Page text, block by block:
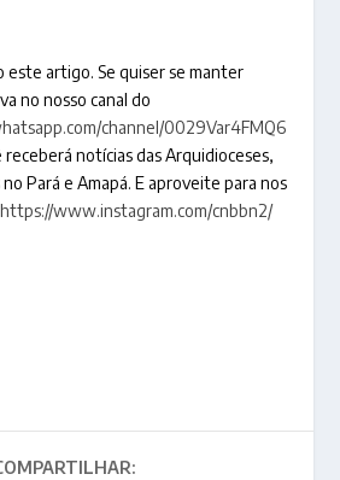
este artigo. Se quiser se manter
no nosso canal do
channel/0029Var4FMQ6
receberá notícias das Arquidioceses,
Pará e Amapá. E aproveite para nos
https://www.instagram.com/cnbbn2/